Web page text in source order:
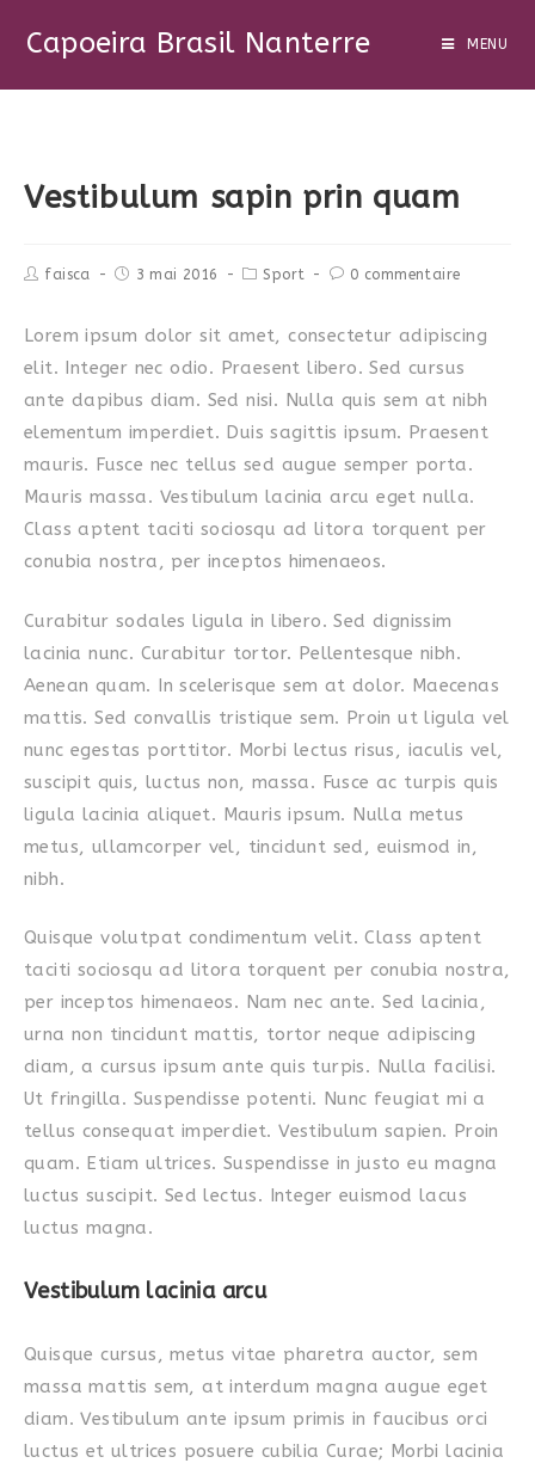
Capoeira Brasil Nanterre MENU
Vestibulum sapin prin quam
faisca 3 mai 2016 Sport 0 commentaire
Lorem ipsum dolor sit amet, consectetur adipiscing
elit. Integer nec odio. Praesent libero. Sed cursus
ante dapibus diam. Sed nisi. Nulla quis sem at nibh
elementum imperdiet. Duis sagittis ipsum. Praesent
mauris. Fusce nec tellus sed augue semper porta.
Mauris massa. Vestibulum lacinia arcu eget nulla.
Class aptent taciti sociosqu ad litora torquent per
conubia nostra, per inceptos himenaeos.
Curabitur sodales ligula in libero. Sed dignissim
lacinia nunc. Curabitur tortor. Pellentesque nibh.
Aenean quam. In scelerisque sem at dolor. Maecenas
mattis. Sed convallis tristique sem. Proin ut ligula vel
nunc egestas porttitor. Morbi lectus risus, iaculis vel,
suscipit quis, luctus non, massa. Fusce ac turpis quis
ligula lacinia aliquet. Mauris ipsum. Nulla metus
metus, ullamcorper vel, tincidunt sed, euismod in,
nibh.
Quisque volutpat condimentum velit. Class aptent
taciti sociosqu ad litora torquent per conubia nostra,
per inceptos himenaeos. Nam nec ante. Sed lacinia,
urna non tincidunt mattis, tortor neque adipiscing
diam, a cursus ipsum ante quis turpis. Nulla facilisi.
Ut fringilla. Suspendisse potenti. Nunc feugiat mi a
tellus consequat imperdiet. Vestibulum sapien. Proin
quam. Etiam ultrices. Suspendisse in justo eu magna
luctus suscipit. Sed lectus. Integer euismod lacus
luctus magna.
Vestibulum lacinia arcu
Quisque cursus, metus vitae pharetra auctor, sem
massa mattis sem, at interdum magna augue eget
diam. Vestibulum ante ipsum primis in faucibus orci
luctus et ultrices posuere cubilia Curae; Morbi lacinia